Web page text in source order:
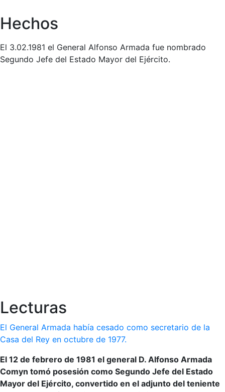
Hechos
El 3.02.1981 el General Alfonso Armada fue nombrado
Segundo Jefe del Estado Mayor del Ejército.
Lecturas
El General Armada había cesado como secretario de la
Casa del Rey en octubre de 1977.
El 12 de febrero de 1981 el general D. Alfonso Armada
Comyn tomó posesión como Segundo Jefe del Estado
Mayor del Ejército, convertido en el adjunto del teniente